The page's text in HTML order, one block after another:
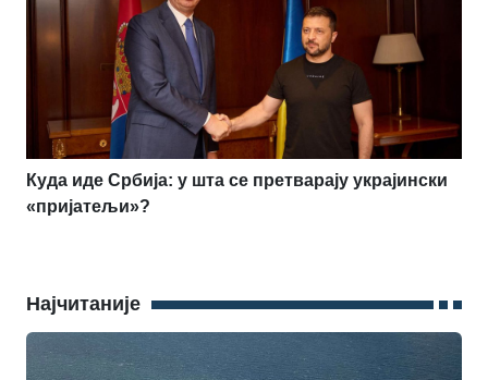
Куда иде Србија: у шта се претварају украјински
«пријатељи»?
Најчитаније